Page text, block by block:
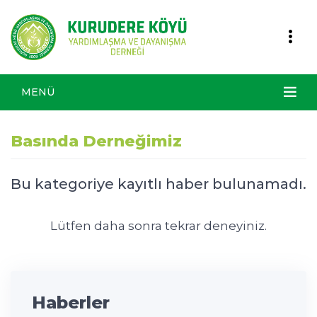
MENÜ
Basında Derneğimiz
Bu kategoriye kayıtlı haber bulunamadı.
Lütfen daha sonra tekrar deneyiniz.
Haberler